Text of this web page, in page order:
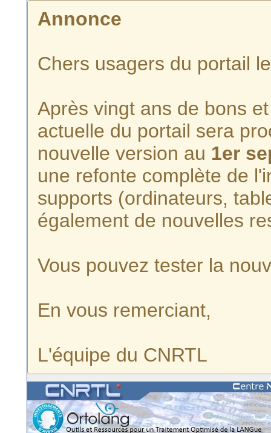
Annonce
Chers usagers du portail
Après vingt ans de bons
actuelle du portail sera
nouvelle version au 1er
une refonte complète de
supports (ordinateurs,
également de nouvelles
Vous pouvez tester la
En vous remerciant,
L'équipe du CNRTL